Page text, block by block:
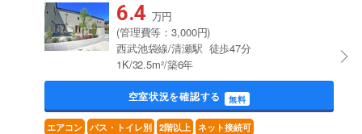
6.4 万円
(管理費等：3,000円)
西武池袋線/清瀬駅 徒歩47分
1K/32.5m²/築6年
空室状況を確認する 無料
エアコン バス・トイレ別 2階以上 ネット接続可